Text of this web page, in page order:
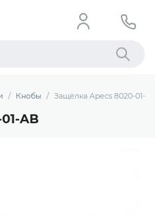
Найти
Кнобы Защёлка Apecs 8020-01-
AB